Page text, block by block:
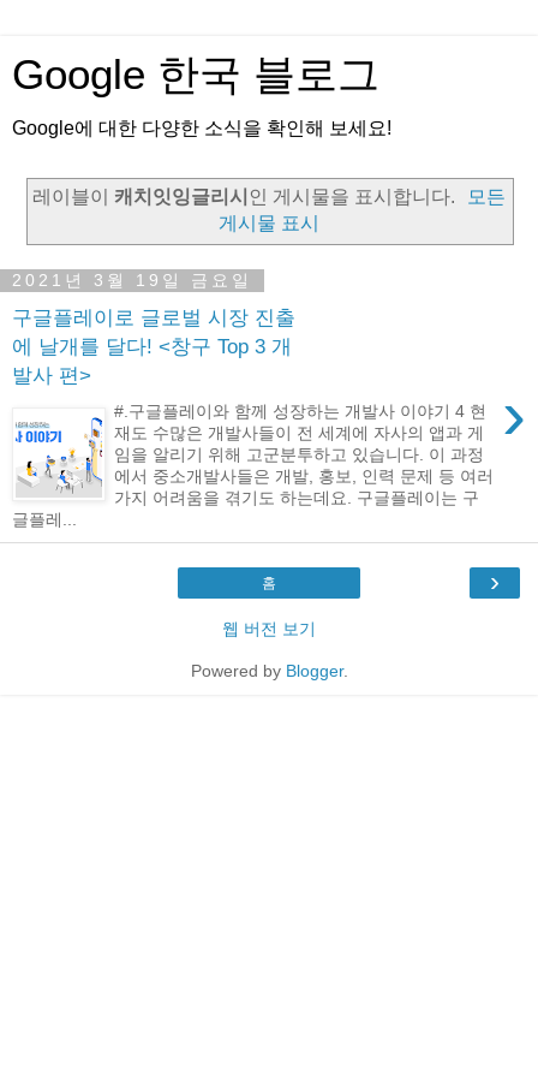
Google 한국 블로그
Google에 대한 다양한 소식을 확인해 보세요!
레이블이 캐치잇잉글리시 인 게시물을 표시합니다.
모든
게시물 표시
2021년 3월 19일 금요일
구글플레이로 글로벌 시장 진출
에 날개를 달다! <창구 Top 3 개
발사 편>
›
#.구글플레이와 함께 성장하는 개발사 이야기 4 현
재도 수많은 개발사들이 전 세계에 자사의 앱과 게
임을 알리기 위해 고군분투하고 있습니다. 이 과정
에서 중소개발사들은 개발, 홍보, 인력 문제 등 여러
가지 어려움을 겪기도 하는데요. 구글플레이는 구
글플레...
›
홈
웹 버전 보기
Powered by Blogger.